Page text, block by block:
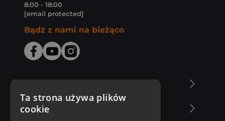
8:00 - 18:00
[email protected]
Bądź z nami na bieżąco
Zakupy u nas
Ta strona używa plików
cookie